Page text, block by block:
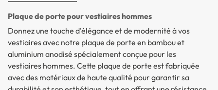
Plaque de porte pour vestiaires hommes
Donnez une touche d'élégance et de modernité à vos
vestiaires avec notre plaque de porte en bambou et
aluminium anodisé spécialement conçue pour les
vestiaires hommes. Cette plaque de porte est fabriquée
avec des matériaux de haute qualité pour garantir sa